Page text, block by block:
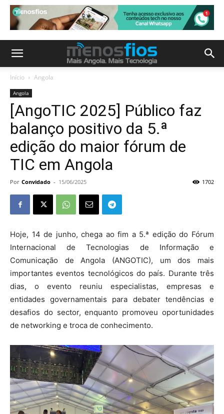
Início Angola
Angola
[AngoTIC 2025] Público faz
balanço positivo da 5.ª
edição do maior fórum de
TIC em Angola
Por Convidado - 15/06/2025 1702
Hoje, 14 de junho, chega ao fim a 5.ª edição do Fórum
Internacional de Tecnologias de Informação e
Comunicação de Angola (ANGOTIC), um dos mais
importantes eventos tecnológicos do país. Durante três
dias, o evento reuniu especialistas, empresas e
entidades governamentais para debater tendências e
desafios do sector, enquanto promoveu oportunidades
de networking e troca de conhecimento.